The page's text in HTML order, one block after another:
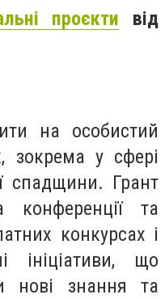
проєкти від
на особистий
зокрема у сфері
спадщини. Грант
та
конкурсах і
ініціативи, що
нові знання та